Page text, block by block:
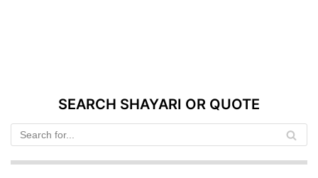
SEARCH SHAYARI OR QUOTE